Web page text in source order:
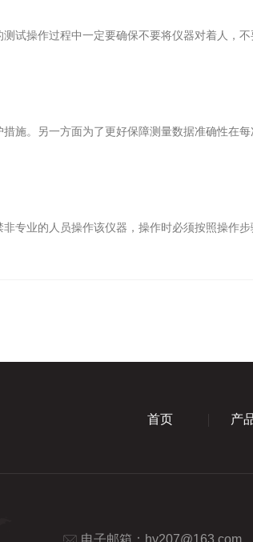
操作过程中一定要确保不要将仪器对着人，
。另一方面为了更好保障测量数据准确性在
业的人员操作该仪器，操作时必须按照操作
首页 产
电子邮箱： hy207@163.com